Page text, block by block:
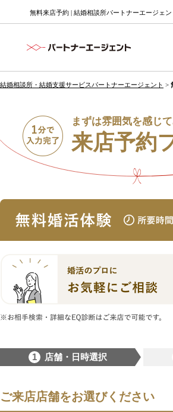
無料来店予約 | 結婚相談所パートナーエージェン
結婚相談所・結婚支援サービスパートナーエージェント >
まずは雰囲気を感じ
来店予約
1 店舗・日時選択
ご来店店舗をお選びください